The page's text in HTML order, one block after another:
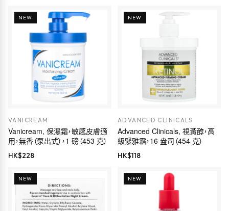
NEW
VANICREAM
Vanicream, 保濕霜，敏感皮膚適
用，無香（泵出式），1 磅（453 克）
HK$228
NEW
ADVANCED CLINICALS
Advanced Clinicals, 視黃醇，高
級緊雅霜，16 盎司（454 克）
HK$118
NEW NEW